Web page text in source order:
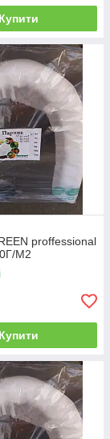
Купити
proffessional
М2
Купити